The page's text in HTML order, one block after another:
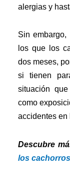
alergias y
Sin
los que los
dos meses,
si tienen
situación
como
accidentes en
Descubre
los